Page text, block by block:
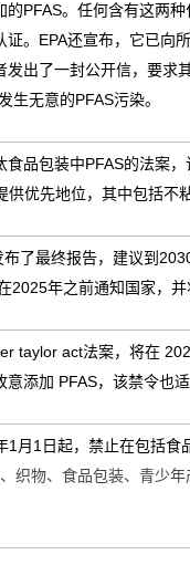
的PFAS。任何含有这两
。 EPA还宣布，它已向
出了一封公开信，要求
生无意的PFAS污染。
食品包装中PFAS的法案
优先地位，其中包括不
了最终报告，建议到
2025年之前通知国家，
taylor act法案，将在
意添加 PFAS，该禁令也
1月 1日起，禁止在包括食
织物、食品包装、青少